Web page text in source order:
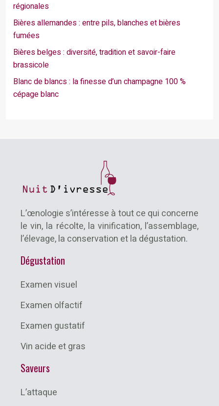
régionales
Bières allemandes : entre pils, blanches et bières
fumées
Bières belges : diversité, tradition et savoir-faire
brassicole
Blanc de blancs : la finesse d’un champagne 100 %
cépage blanc
L’œnologie s’intéresse à tout ce qui concerne
le vin, la récolte, la vinification, l’assemblage,
l’élevage, la conservation et la dégustation.
Dégustation
Examen visuel
Examen olfactif
Examen gustatif
Vin acide et gras
Saveurs
L’attaque